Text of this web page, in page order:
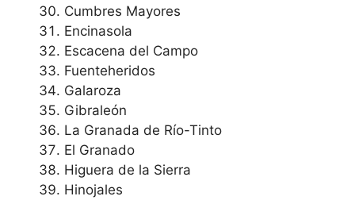
Cumbres Mayores
Encinasola
Escacena del Campo
Fuenteheridos
Galaroza
Gibraleón
La Granada de Río-Tinto
El Granado
Higuera de la Sierra
Hinojales